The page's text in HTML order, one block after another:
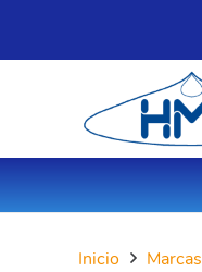
Inicio Marcas